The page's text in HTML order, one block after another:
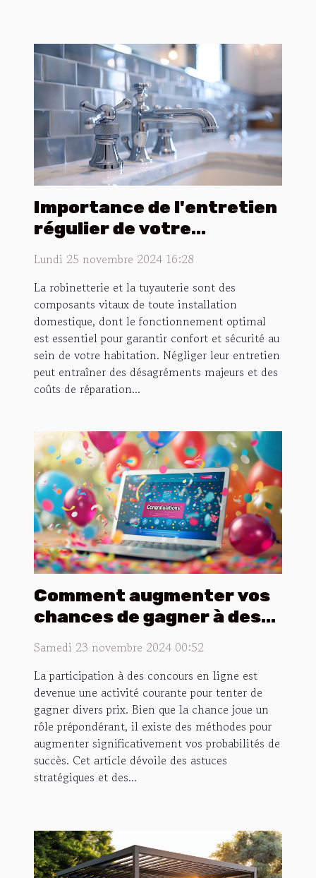
Importance de l'entretien
régulier de votre
robinetterie et
Lundi 25 novembre 2024 16:28
La robinetterie et la tuyauterie sont des
composants vitaux de toute installation
domestique, dont le fonctionnement optimal
est essentiel pour garantir confort et sécurité au
sein de votre habitation. Négliger leur entretien
peut entraîner des désagréments majeurs et des
coûts de réparation...
Comment augmenter vos
chances de gagner à des
Samedi 23 novembre 2024 00:52
La participation à des concours en ligne est
devenue une activité courante pour tenter de
gagner divers prix. Bien que la chance joue un
rôle prépondérant, il existe des méthodes pour
augmenter significativement vos probabilités de
succès. Cet article dévoile des astuces
stratégiques et des...